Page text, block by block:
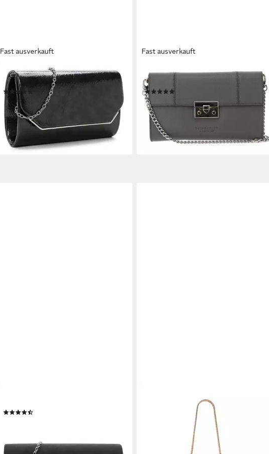
Fast ausverkauft
TAMARIS
Clutch Clutch Bag
25,00 € UVP29,95 €
-17%
lieferbar - in 2-3 Werktagen bei dir
Fast ausverkauft
SEIDENFELT MANUFAKTUR
Clutch
(1)
24,95 € UVP 79,90 €
-69%
lieferbar - in 2-3 Werktagen bei dir
lieferbar - in 2-3 Werktagen bei dir
69,90 €
lieferbar - in 2-3 Werktagen bei dir